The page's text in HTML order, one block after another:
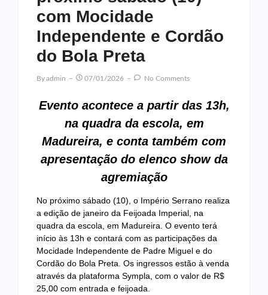
com Mocidade
Independente e Cordão
do Bola Preta
ByAdmin 07/01/2026 No Comments
Evento acontece a partir das 13h,
na quadra da escola, em
Madureira, e conta também com
apresentação do elenco show da
agremiação
No próximo sábado (10), o Império Serrano realiza
a edição de janeiro da Feijoada Imperial, na
quadra da escola, em Madureira. O evento terá
início às 13h e contará com as participações da
Mocidade Independente de Padre Miguel e do
Cordão do Bola Preta. Os ingressos estão à venda
através da plataforma Sympla, com o valor de R$
25,00 com entrada e feijoada.